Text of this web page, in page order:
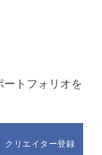
ートフォリオを
クリエイター登録